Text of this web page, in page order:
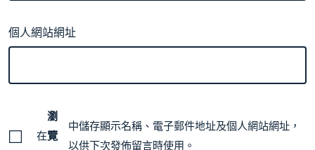
個人網站網址
在
瀏
覽
中儲存顯示名稱、電子郵件地址及個人網站網址，
以供下次發佈留言時使用。